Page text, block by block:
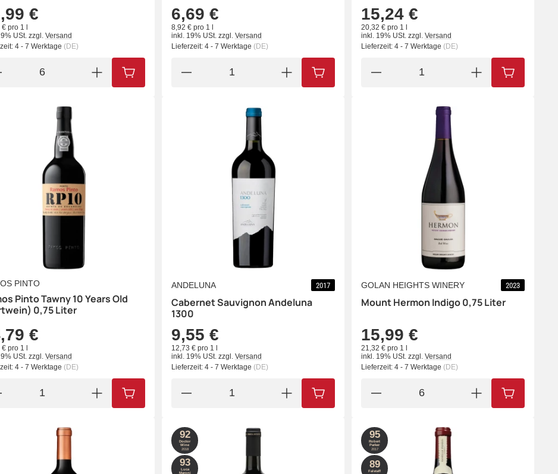
€
pro 1 l
USt. zzgl. Versand
4 - 7 Werktage (DE)
IN DEN WARENKORB
6,69 €
8,92 € pro 1 l
inkl. 19% USt. zzgl. Versand
Lieferzeit: 4 - 7 Werktage (DE)
IN DEN WARENKORB
15,24 €
20,32 € pro 1 l
inkl. 19% USt. zzgl. Versand
Lieferzeit: 4 - 7 Werktage (DE)
IN DEN
PINTO
Pinto Tawny 10 Years Old
0,75 Liter
€
pro 1 l
USt. zzgl. Versand
4 - 7 Werktage (DE)
IN DEN WARENKORB
ANDELUNA 2017
Cabernet Sauvignon Andeluna
1300
9,55 €
12,73 € pro 1 l
inkl. 19% USt. zzgl. Versand
Lieferzeit: 4 - 7 Werktage (DE)
IN DEN WARENKORB
GOLAN HEIGHTS WINERY 2023
Mount Hermon Indigo 0,75 Liter
15,99 €
21,32 € pro 1 l
inkl. 19% USt. zzgl. Versand
Lieferzeit: 4 - 7 Werktage (DE)
IN DEN
92
Doctor
Wine
2018
93
Luca
Maroni
95
Robert
Parker
2017
89
Falstaff